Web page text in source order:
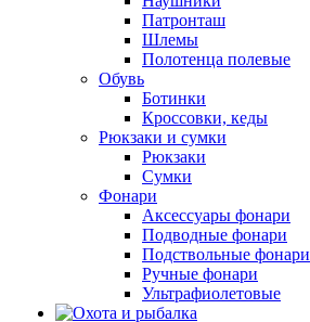
Патронташ
Шлемы
Полотенца полевые
Обувь
Ботинки
Кроссовки, кеды
Рюкзаки и сумки
Рюкзаки
Сумки
Фонари
Аксессуары фонари
Подводные фонари
Подствольные фонари
Ручные фонари
Ультрафиолетовые